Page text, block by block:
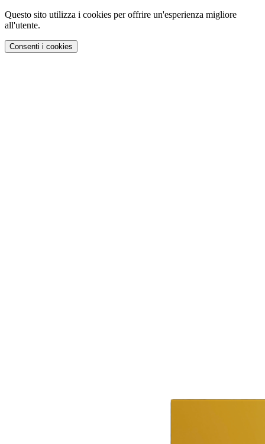
Questo sito utilizza i cookies per offrire un'esperienza migliore
all'utente.
Consenti i cookies